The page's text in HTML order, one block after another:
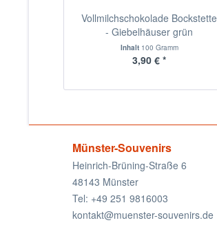
Vollmilchschokolade Bockstette
- Giebelhäuser grün
Inhalt 100 Gramm
3,90 € *
Münster-Souvenirs
Heinrich-Brüning-Straße 6
48143 Münster
Tel: +49 251 9816003
kontakt@muenster-souvenirs.de